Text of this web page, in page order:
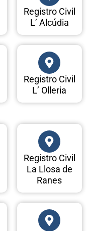
Registro Civil
L’ Alcúdia
Registro Civil
L’ Olleria
Registro Civil
La Llosa de
Ranes